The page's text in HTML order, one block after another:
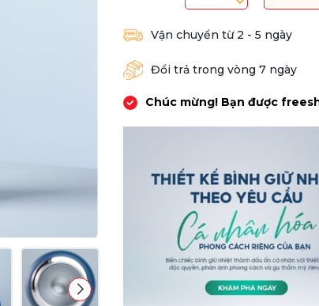
Vận chuyển từ 2 - 5 ngày
Đổi trả trong vòng 7 ngày
Chúc mừng! Bạn được